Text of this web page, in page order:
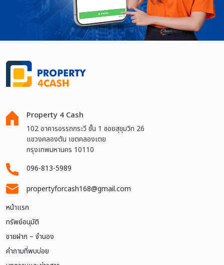
Property 4 Cash
102 อาคารอรรถกระวี ชั้น 1 ซอยสุขุมวิท 26
แขวงคลองตัน เขตคลองเตย
กรุงเทพมหานคร 10110
096-813-5989
propertyforcash168@gmail.com
หน้าแรก
ทรัพย์อนุมัติ
ขายฝาก – จำนอง
คำถามที่พบบ่อย